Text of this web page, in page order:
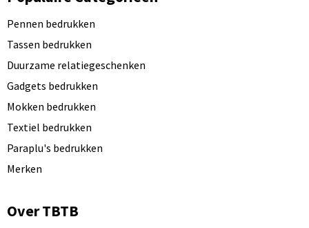
Pennen bedrukken
Tassen bedrukken
Duurzame relatiegeschenken
Gadgets bedrukken
Mokken bedrukken
Textiel bedrukken
Paraplu's bedrukken
Merken
Over TBTB